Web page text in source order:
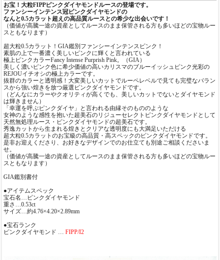
お宝！大粒FIPPピンクダイヤモンドルースの登場です。
ファンシーインテンス冠ピンクダイヤモンドの
なんと0.5カラット超えの高品質ルースとの希少な出会いです！
（価値が高騰一途の資産としてルースのまま保管される方も多いほどの宝物ルー
スともなります）
超大粒0.5カラット！GIA鑑別ファンシーインテンスピンク！
素肌の上で一番濃く美しいピンクに輝くと言われている
極上ピンクカラーFancy Intense Purprish Pink。（GIA）
美しく濃いピンク色に希少価値の高いカリスマのブルーイッシュピンク光彩の
REJOUイチオシの極上カラーです。
抜群のカラーと透明感！大変美しいカットでルーペレベルで見ても完璧なバラン
スから強い煌きを放つ厳選ピンクダイヤモンドです。
（どんなにカラーやクオリティが高くでも、美しいカットでないとダイヤモンド
は輝きません）
「幸運を呼ぶピンクダイヤ」と言われる由縁そのもののような
女神のような感性を抱いた超美石のリジューセレクトピンクダイヤモンドとして
天然無処理ルース・ピンクダイヤモンドの超美石です。
秀逸カットから生まれる煌きとクリアな透明度にも大満足いただける
超大粒0.5カラットのお宝級の高品質・高スペックのピンクダイヤモンドです。
是非お迎えくださり、お好きなデザインでのお仕立ても別途ご相談くださいま
せ。
（価値が高騰一途の資産としてルースのまま保管される方も多いほどの宝物ルー
スともなります）
GIA鑑別書付
●アイテムスペック
宝石名…ピンクダイヤモンド
重さ…0.53ct
サイズ…約4.76×4.20×2.89mm
●宝石ランク
ピンクダイヤモンド … FIPP/I2